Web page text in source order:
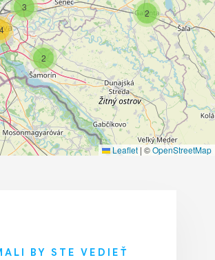
2
2
3
Leaflet | ©OpenStreetMap
BY STE VEDIEŤ